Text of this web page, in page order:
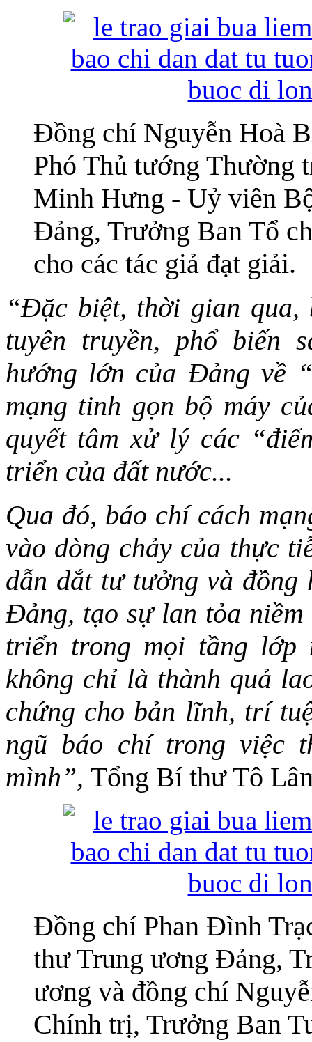
Đồng chí Nguyễn Hoà
Phó Thủ tướng Thường
Minh Hưng - Uỷ viên
Đảng, Trưởng Ban Tổ
cho các tác giả đạt giải.
“Đặc biệt, thời gian
tuyên truyền, phổ biến
hướng lớn của Đảng về
mạng tinh gọn bộ máy
quyết tâm xử lý các
triển của đất nước...
Qua đó, báo chí cách
vào dòng chảy của thực
dẫn dắt tư tưởng và
Đảng, tạo sự lan tỏa
triển trong mọi tầng lớp
không chỉ là thành quả
chứng cho bản lĩnh, trí
ngũ báo chí trong việc
mình”, Tổng Bí thư Tô
Đồng chí Phan Đình
thư Trung ương Đảng,
ương và đồng chí
Chính trị, Trưởng Ban